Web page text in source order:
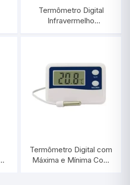
Termômetro Digital
Infravermelho
Termômetro Digital com
Máxima e Mínima Com